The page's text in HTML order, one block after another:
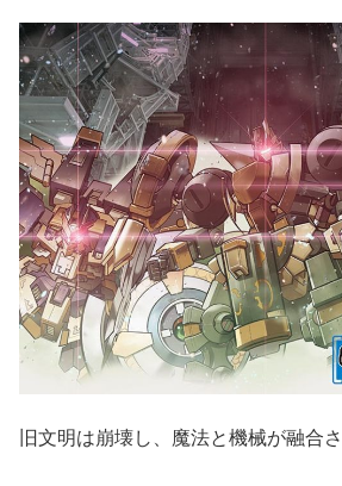
旧文明は崩壊し、魔法と機械が融合